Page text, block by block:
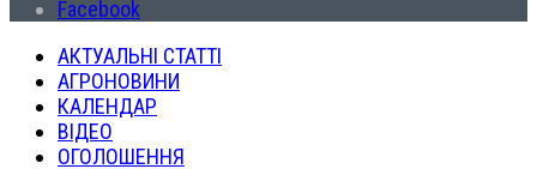
Facebook
АКТУАЛЬНІ СТАТТІ
АГРОНОВИНИ
КАЛЕНДАР
ВІДЕО
ОГОЛОШЕННЯ